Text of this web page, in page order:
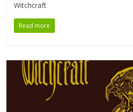
Witchcraft
Read more